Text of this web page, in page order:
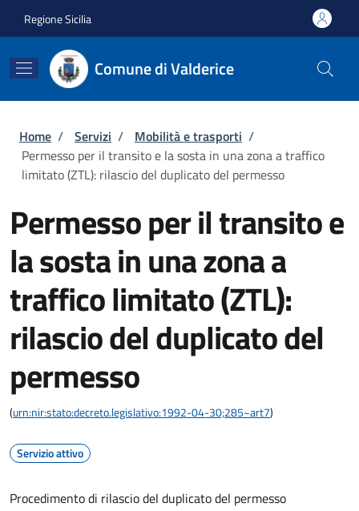
Regione Sicilia
Comune di Valderice
Briciole di pane
Home / Servizi / Mobilità e trasporti /
Permesso per il transito e la sosta in una zona a traffico
limitato (ZTL): rilascio del duplicato del permesso
Permesso per il transito e
la sosta in una zona a
traffico limitato (ZTL):
rilascio del duplicato del
permesso
(urn:nir:stato:decreto.legislativo:1992-04-30;285~art7)
Servizio attivo
Procedimento di rilascio del duplicato del permesso